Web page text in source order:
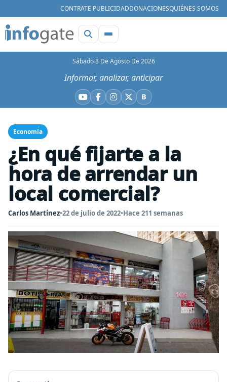
CONTRATE PUBLICIDADDONACIONESQUIÉNES SOMOS
Sábado 8 De Agosto De 2026
Informar, analizar, anticipar
YouTube
Facebook
Instagram
X BBluesky
Economía
¿En qué fijarte a la
hora de arrendar un
local comercial?
Carlos Martínez•22 de julio de 2022•Hace 211 semanas